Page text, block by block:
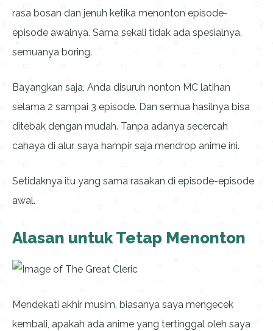
rasa bosan dan jenuh ketika menonton episode-
episode awalnya. Sama sekali tidak ada spesialnya,
semuanya boring.
Bayangkan saja, Anda disuruh nonton MC latihan
selama 2 sampai 3 episode. Dan semua hasilnya bisa
ditebak dengan mudah. Tanpa adanya secercah
cahaya di alur, saya hampir saja mendrop anime ini.
Setidaknya itu yang sama rasakan di episode-episode
awal.
Alasan untuk Tetap Menonton
Mendekati akhir musim, biasanya saya mengecek
kembali, apakah ada anime yang tertinggal oleh saya